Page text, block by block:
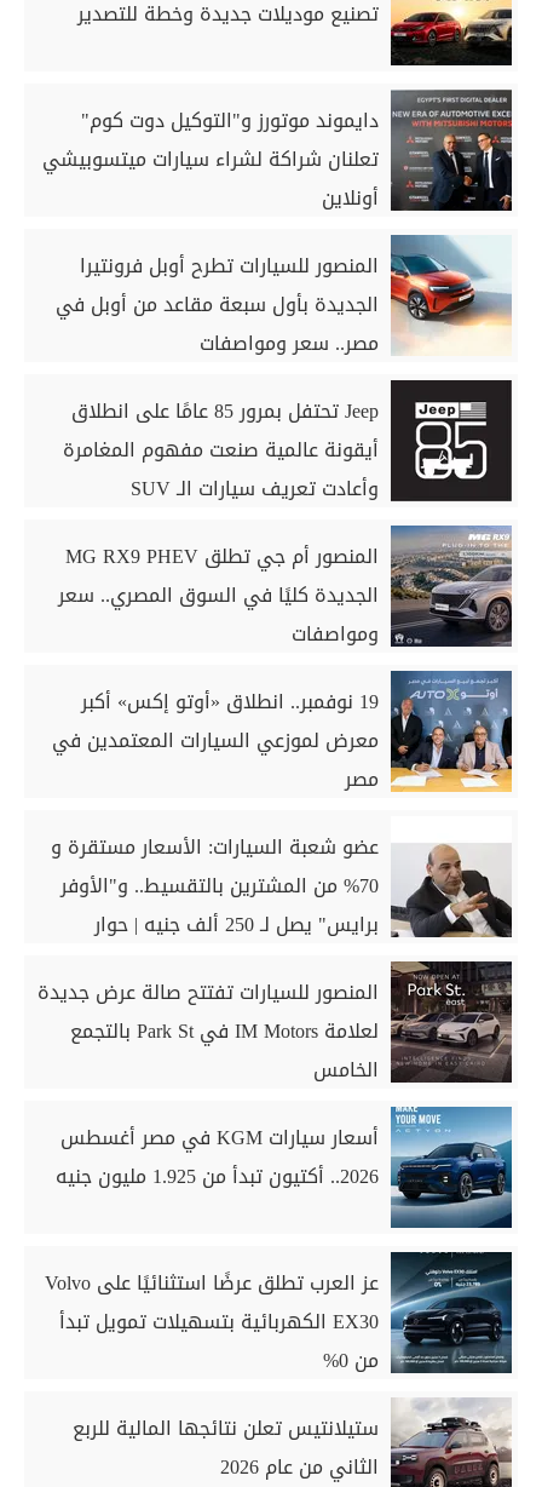
تصنيع موديلات جديدة وخطة للتصدير
دايموند موتورز و"التوكيل دوت كوم"
تعلنان شراكة لشراء سيارات ميتسوبيشي
أونلاين
المنصور للسيارات تطرح أوبل فرونتيرا
الجديدة بأول سبعة مقاعد من أوبل في
مصر.. سعر ومواصفات
Jeep تحتفل بمرور 85 عامًا على انطلاق
أيقونة عالمية صنعت مفهوم المغامرة
وأعادت تعريف سيارات الـ SUV
المنصور أم جي تطلق MG RX9 PHEV
الجديدة كليًا في السوق المصري.. سعر
ومواصفات
19 نوفمبر.. انطلاق «أوتو إكس» أكبر
معرض لموزعي السيارات المعتمدين في
مصر
عضو شعبة السيارات: الأسعار مستقرة و
70% من المشترين بالتقسيط.. و"الأوفر
برايس" يصل لـ 250 ألف جنيه | حوار
المنصور للسيارات تفتتح صالة عرض جديدة
لعلامة IM Motors في Park St بالتجمع
الخامس
أسعار سيارات KGM في مصر أغسطس
2026.. أكتيون تبدأ من 1.925 مليون جنيه
عز العرب تطلق عرضًا استثنائيًا على Volvo
EX30 الكهربائية بتسهيلات تمويل تبدأ
من 0%
ستيلانتيس تعلن نتائجها المالية للربع
الثاني من عام 2026